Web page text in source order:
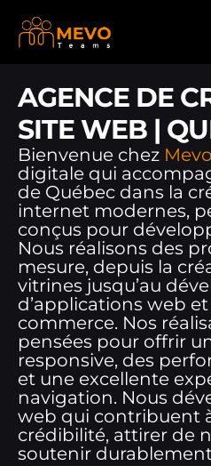
AGENCE DE
SITE WEB |
Bienvenue chez
digitale qui
de Québec dans la
internet modernes,
conçus pour
Nous réalisons des
mesure, depuis la
vitrines jusqu’au
d’applications web
commerce. Nos
pensées pour offrir
responsive, des
et une excellente
navigation. Nous
web qui contribuent
crédibilité, attirer de
soutenir